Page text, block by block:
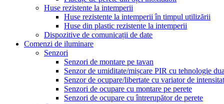
Huse rezistente la intemperii
Huse rezistente la intemperii în timpul utilizării
Huse din plastic rezistente la intemperii
Dispozitive de comunicații de date
Comenzi de iluminare
Senzori
Senzori de montare pe tavan
Senzor de umiditate/mișcare PIR cu tehnologie
Senzor de ocupare/libertate cu variator de
Senzori de ocupare cu montare pe perete
Senzori de ocupare cu întrerupător de perete